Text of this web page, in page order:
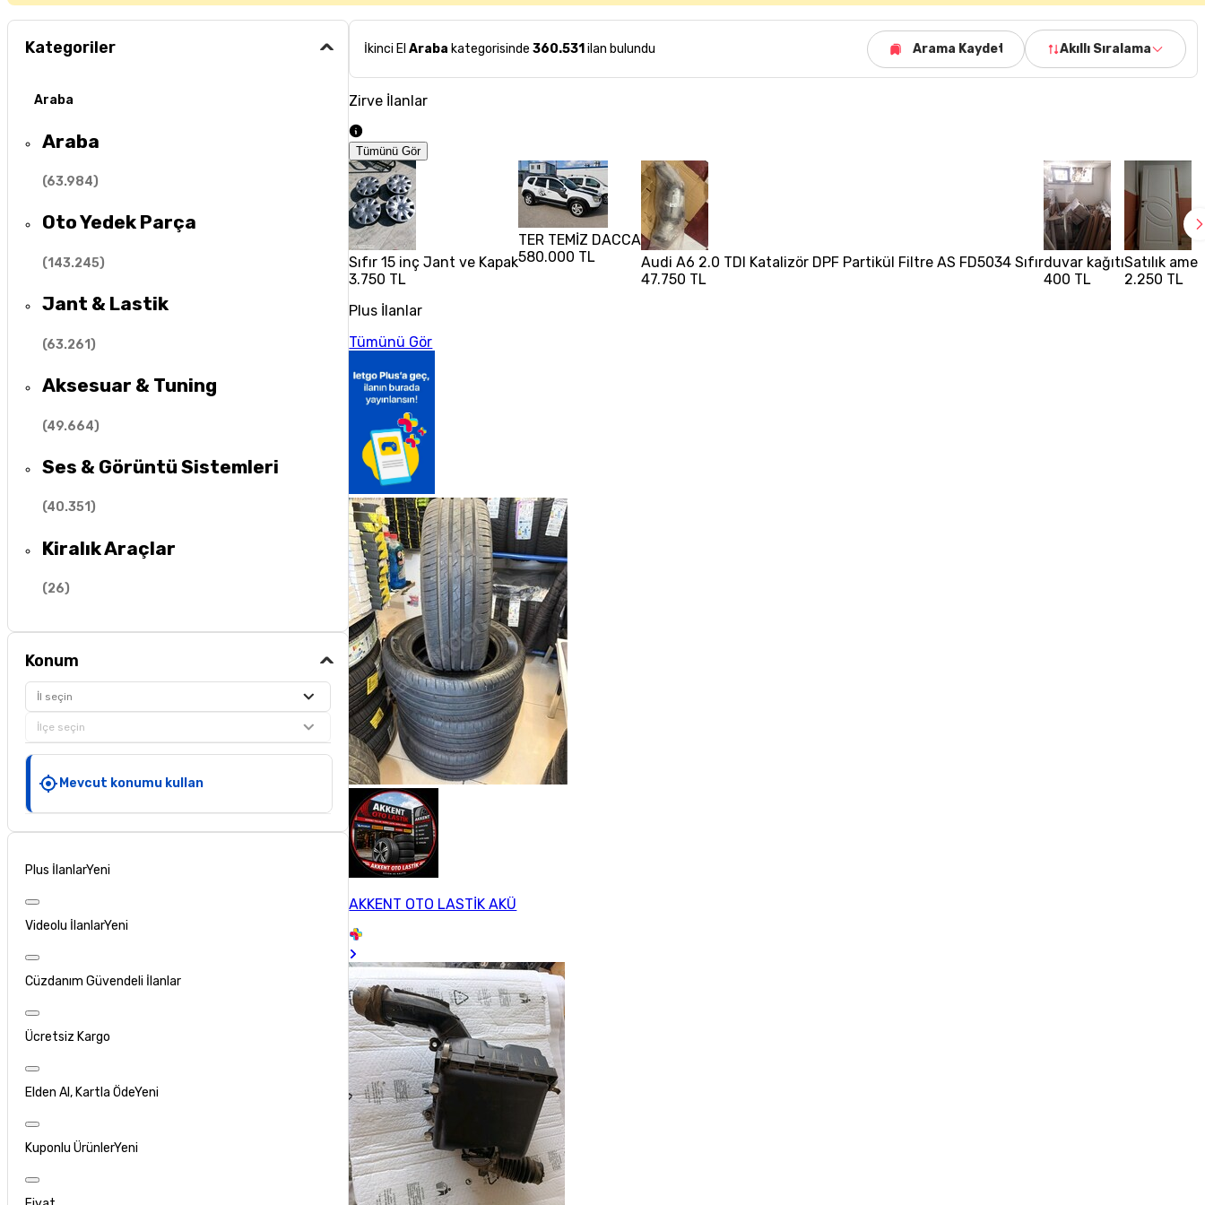
Kategoriler
Araba
Araba
(63.984)
Oto Yedek Parça
(143.245)
Jant & Lastik
(63.261)
Aksesuar & Tuning
(49.664)
Ses & Görüntü Sistemleri
(40.351)
Kiralık Araçlar
(26)
Konum
İl seçin
İlçe seçin
Mevcut konumu kullan
Plus İlanlarYeni
Videolu İlanlarYeni
Cüzdanım Güvendeli İlanlar
Ücretsiz Kargo
Elden Al, Kartla ÖdeYeni
Kuponlu ÜrünlerYeni
İkinci ElAraba kategorisinde 360.531 ilan bulundu Arama Kaydet Akıllı Sıralama
Zirve İlanlar
Tümünü Gör
Sıfır 15 inç Jant ve Kapak
3.750 TL
TER TEMİZ DACCA
580.000 TL
Audi A6 2.0 TDI Katalizör DPF Partikül Filtre AS FD5034 Sıfır
47.750 TL
duvar kağıtı
400 TL
Satılık
2.250 TL
Plus İlanlar
Tümünü Gör
AKKENT OTO LASTİK AKÜ